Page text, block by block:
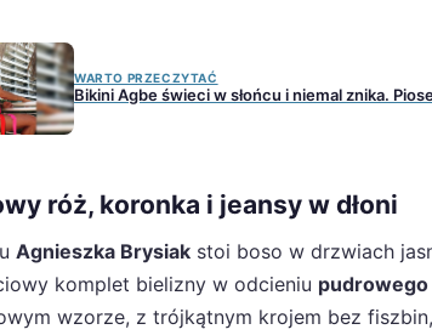
WARTO PRZECZYTAĆ
Bikini Agbe świeci w słońcu i niemal znika.
róż, koronka i jeansy w dłoni
Agnieszka Brysiak stoi boso w drzwiach
komplet bielizny w odcieniu
wzorze, z trójkątnym krojem bez